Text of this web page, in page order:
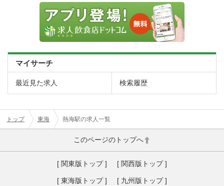
マイサーチ
最近見た求人 検索履歴
トップ 東海 熱海駅の求人一覧
このページのトップへ
[ 関東版トップ ] [ 関西版トップ ]
[ 東海版トップ ] [ 九州版トップ ]